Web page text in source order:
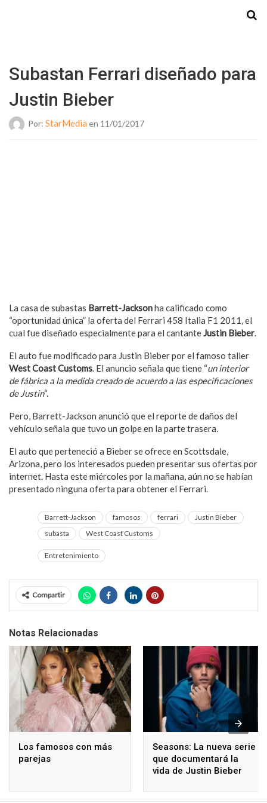
Subastan Ferrari diseñado para
Justin Bieber
Por: StarMedia en 11/01/2017
La casa de subastas Barrett-Jacksonha calificado como
“oportunidad única” la oferta del Ferrari 458 Italia F1 2011, el
cual fue diseñado especialmente para el cantanteJustin Bieber.
El auto fue modificado para Justin Bieber por el famoso taller
West Coast Customs. El anuncio señala que tiene “un interior
de fábrica a la medida creado de acuerdo a las especificaciones
de Justin“.
Pero, Barrett-Jackson anunció que el reporte de daños del
vehículo señala que tuvo un golpe en la parte trasera.
El auto que perteneció a Bieber se ofrece en Scottsdale,
Arizona, pero los interesados pueden presentar sus ofertas por
internet. Hasta este miércoles por la mañana, aún no se habían
presentado ninguna oferta para obtener el Ferrari.
Barrett-Jackson famosos ferrari
Justin Bieber
subasta
West Coast Customs
Entretenimiento
Compartir
Notas Relacionadas
Los famosos con más
parejas
Seasons: La nueva serie
que documentará la
vida de Justin Bieber